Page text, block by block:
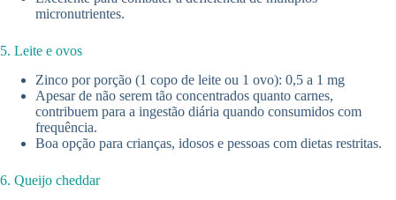
micronutrientes.
5. Leite e ovos
Zinco por porção (1 copo de leite ou 1 ovo): 0,5 a 1 mg
Apesar de não serem tão concentrados quanto carnes,
contribuem para a ingestão diária quando consumidos com
frequência.
Boa opção para crianças, idosos e pessoas com dietas restritas.
6. Queijo cheddar